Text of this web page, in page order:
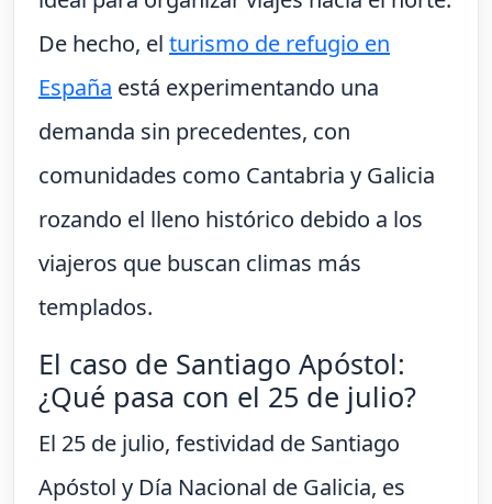
De hecho, el turismo de refugio en
España está experimentando una
demanda sin precedentes, con
comunidades como Cantabria y Galicia
rozando el lleno histórico debido a los
viajeros que buscan climas más
templados.
El caso de Santiago Apóstol:
¿Qué pasa con el 25 de julio?
El 25 de julio, festividad de Santiago
Apóstol y Día Nacional de Galicia, es